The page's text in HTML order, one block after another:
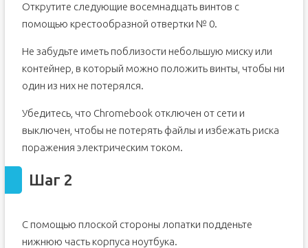
Открутите следующие восемнадцать винтов с
помощью крестообразной отвертки № 0.
Не забудьте иметь поблизости небольшую миску или
контейнер, в который можно положить винты, чтобы ни
один из них не потерялся.
Убедитесь, что Chromebook отключен от сети и
выключен, чтобы не потерять файлы и избежать риска
поражения электрическим током.
Шаг 2
С помощью плоской стороны лопатки подденьте
нижнюю часть корпуса ноутбука.